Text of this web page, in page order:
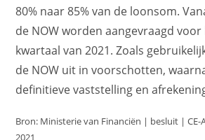
80% naar 85% van de loonsom.
de NOW worden aangevraagd
kwartaal van 2021. Zoals
de NOW uit in voorschotten,
definitieve vaststelling en
Bron: Ministerie van Financiën | besluit | CE-
2021